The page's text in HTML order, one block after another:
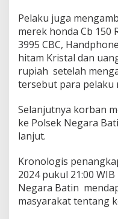
Pelaku juga
merek honda Cb 150
3995 CBC,
hitam Kristal dan
rupiah setelah
tersebut para pelaku
Selanjutnya korban
ke Polsek Negara
lanjut.
Kronologis
2024 pukul 21:00
Negara Batin
masyarakat tentang